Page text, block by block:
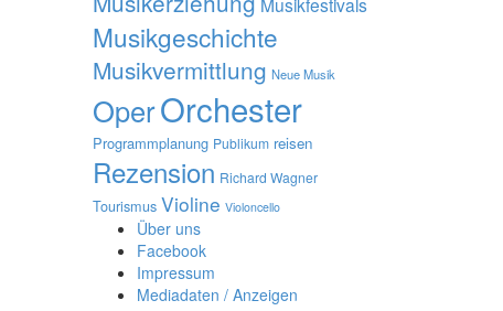
Musikgeschichte
Musikvermittlung Neue Musik
OperOrchester
Programmplanung Publikum reisen
Rezension Richard Wagner
Tourismus Violine Violoncello
Über uns
Facebook
Impressum
Mediadaten / Anzeigen